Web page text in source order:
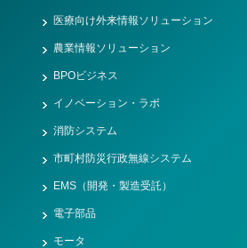
医療向け外来情報ソリューション
農業情報ソリューション
BPOビジネス
イノベーション・ラボ
消防システム
市町村防災行政無線システム
EMS（開発・製造受託）
電子部品
モータ